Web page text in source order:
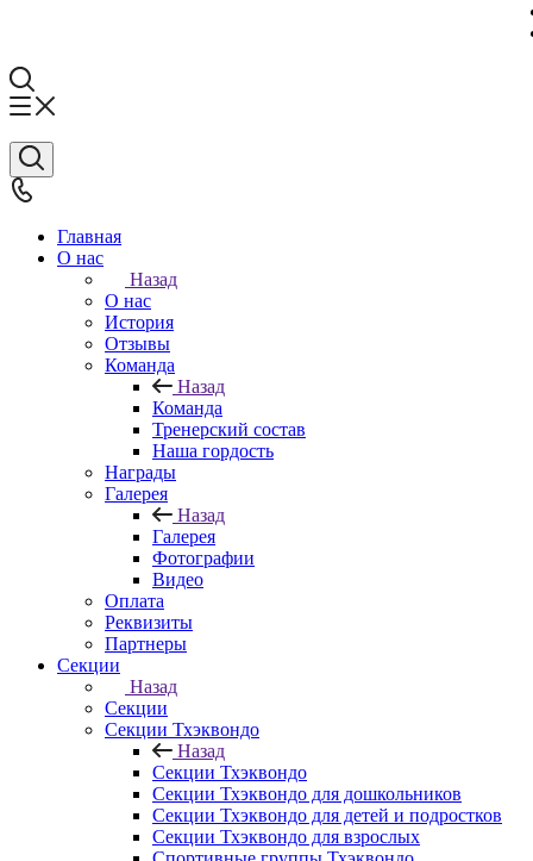
Главная
О нас
Назад
О нас
История
Отзывы
Команда
Назад
Команда
Тренерский состав
Наша гордость
Награды
Галерея
Назад
Галерея
Фотографии
Видео
Оплата
Реквизиты
Партнеры
Секции
Назад
Секции
Секции Тхэквондо
Назад
Секции Тхэквондо
Секции Тхэквондо для дошкольников
Секции Тхэквондо для детей и подростков
Секции Тхэквондо для взрослых